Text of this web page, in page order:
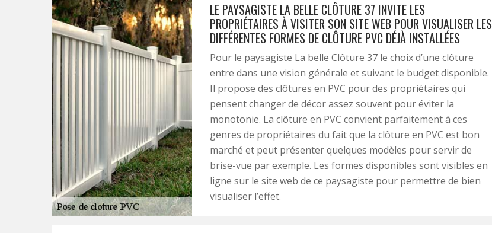
LE PAYSAGISTE LA BELLE CLÔTURE 37 INVITE LES
PROPRIÉTAIRES À VISITER SON SITE WEB POUR VISUALISER LES
DIFFÉRENTES FORMES DE CLÔTURE PVC DÉJÀ INSTALLÉES
Pour le paysagiste La belle Clôture 37 le choix d’une clôture
entre dans une vision générale et suivant le budget disponible.
Il propose des clôtures en PVC pour des propriétaires qui
pensent changer de décor assez souvent pour éviter la
monotonie. La clôture en PVC convient parfaitement à ces
genres de propriétaires du fait que la clôture en PVC est bon
marché et peut présenter quelques modèles pour servir de
brise-vue par exemple. Les formes disponibles sont visibles en
ligne sur le site web de ce paysagiste pour permettre de bien
visualiser l’effet.